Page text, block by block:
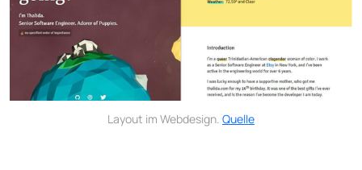
Layout im Webdesign. Quelle